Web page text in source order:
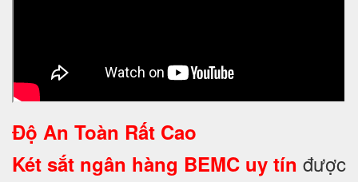
Độ An Toàn Rất Cao
Két sắt ngân hàng BEMC uy tín được